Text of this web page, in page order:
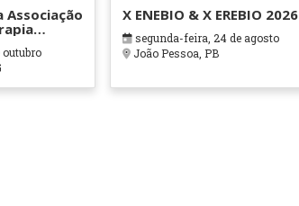
Associação
X ENEBIO & X EREBIO 2026
segunda-feira, 24 de agosto
João Pessoa, PB